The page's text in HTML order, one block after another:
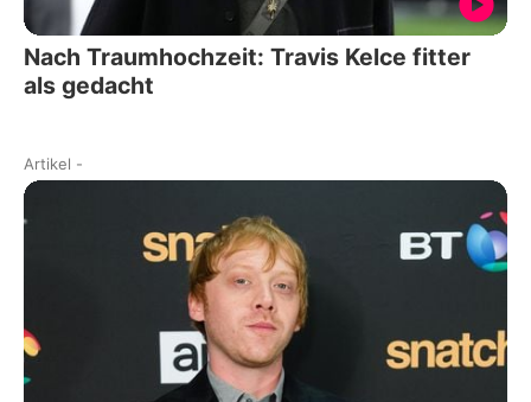
Nach Traumhochzeit: Travis Kelce fitter
als gedacht
Artikel -